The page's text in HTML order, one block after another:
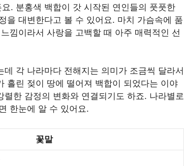
. 분홍색 백합이 갓 시작된 연인들의 풋풋한
을 대변한다고 볼 수 있어요. 마치 가슴속에 품
낌이라서 사랑을 고백할 때 아주 매력적인 선
각 나라마다 전해지는 의미가 조금씩 달라서
흘린 젖이 땅에 떨어져 백합이 되었다는 이야
한 감정의 변화와 연결되기도 하죠. 나라별로
한눈에 알 수 있어요.
꽃말